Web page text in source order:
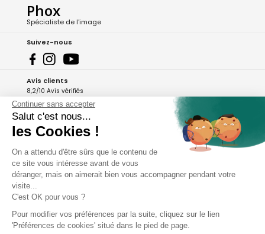
Phox
Spécialiste de l'image
Suivez-nous
Avis clients
8,2/10 Avis vérifiés
L'Appli Phox
A propos de Phox
Services et garanties
Continuer sans accepter
Salut c'est nous...
les Cookies !
On a attendu d'être sûrs que le contenu de
ce site vous intéresse avant de vous
déranger, mais on aimerait bien vous accompagner pendant votre
visite...
C'est OK pour vous ?
Pour modifier vos préférences par la suite, cliquez sur le lien
'Préférences de cookies' situé dans le pied de page.